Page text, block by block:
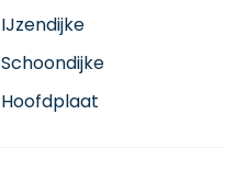
IJzendijke
Schoondijke
Hoofdplaat